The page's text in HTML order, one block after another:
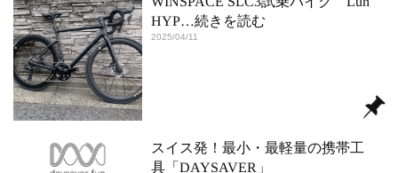
HYP…続きを読む
2025/04/11
スイス発！最小・最軽量の携帯工
具「DAYSAVER」